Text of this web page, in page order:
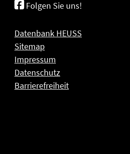
Folgen Sie uns!
Datenbank HEUSS
Sitemap
Impressum
Datenschutz
Barrierefreiheit